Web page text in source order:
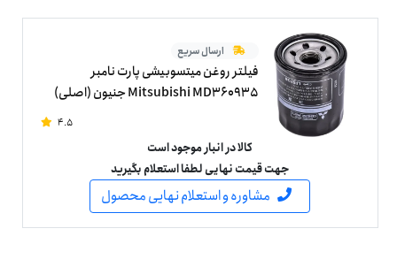
ارسال سریع
فيلتر روغن ميتسوبيشی پارت نامبر
Mitsubishi MD360935 جنیون (اصلی)
4.5
کالا در انبار موجود است
جهت قیمت نهایی لطفا استعلام بگیرید
مشاوره و استعلام نهایی محصول